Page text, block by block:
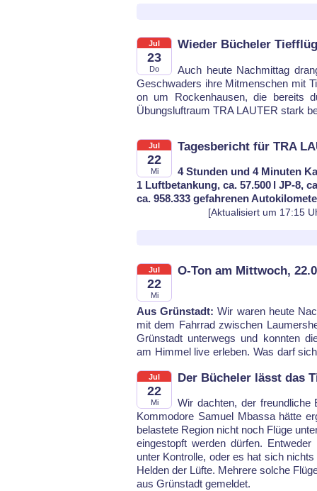
Jul
23
Do
Wieder Bücheler
Auch heu­te Nach­mit­tag
Ge­schwa­ders ih­re Mit­men­schen mit
on um Ro­cken­hau­sen, die be­reits
Übungs­luft­raum TRA LAU­TER stark
Jul
22
Mi
Tagesbericht für TRA
4 Stunden und 4 Minuten
1 Luftbetankung, ca. 57.500 l JP-8,
ca. 958.333 gefahrenen
[Aktualisiert um 17:15
Jul
22
Mi
O-Ton am Mittwoch,
Aus Grünstadt: Wir wa­ren heu­te
mit dem Fahr­rad zwi­schen
Grün­stadt un­ter­wegs und konn­ten
am Him­mel li­ve er­le­ben. Was darf
flie­gen­de […] hier al­les er­lau­ben?
wir mal in Frie­den le­ben, aber das
Jul
22
Mi
Der Bücheler lässt das
Wir dach­ten, der freund­li­che
Kom­mo­do­re Sa­mu­el Mbas­sa hät­te
be­las­te­te Re­gi­on nicht noch Flü­ge
ein­ge­stopft wer­den dür­fen.
un­ter Kon­trol­le, oder es hat sich
Hel­den der Lüf­te. Meh­re­re sol­che
aus Grün­stadt ge­mel­det.